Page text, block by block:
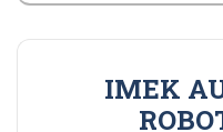
IMEK